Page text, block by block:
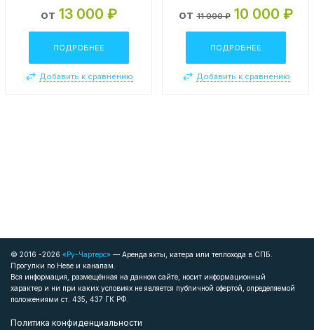
от 13 000 ₽
ПОДРОБНЕЕ
Добавить к сравнению
от 11 000 ₽ 10 000 ₽
ПОДРОБНЕЕ
Добавить к сравнению
© 2016 -2026 «Ру-Чартерс» — Аренда яхты, катера или теплохода в СПБ.
Прогулки по Неве и каналам.
Вся информация, размещённая на данном сайте, носит информационный
характер и ни при каких условиях не является публичной офертой, определяемой
положениями ст. 435, 437 ГК РФ.
Политика конфиденциальности